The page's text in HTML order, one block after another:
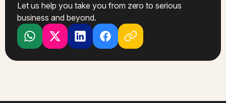
Let us help you take you from zero to serious
business and beyond.